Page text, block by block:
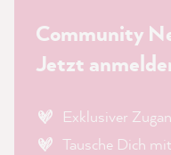
Community
Jetzt
Exklusiver
Tausche Dich